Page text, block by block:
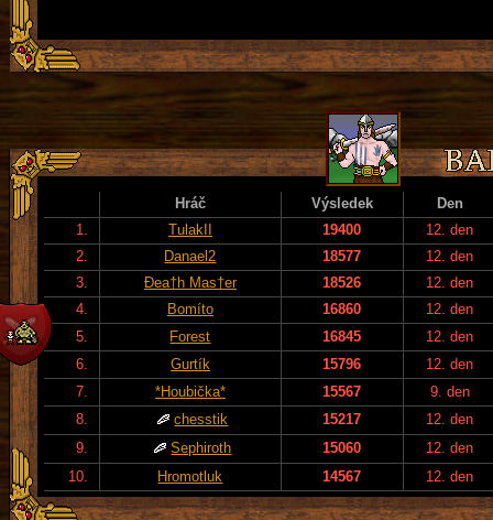
Hráč Výsledek
Den
1.
TulakII 19400
12. den
2.
Danael2 18577
12. den
3.
Đea†h Mas†er 18526
12. den
4.
Bomíto 16860
12. den
5.
Forest 16845
12. den
6.
Gurtík 15796
12. den
7.
*Houbička* 15567
9. den
8.
chesstik 15217
12. den
9.
Sephiroth 15060
12. den
10.
Hromotluk 14567 12. den